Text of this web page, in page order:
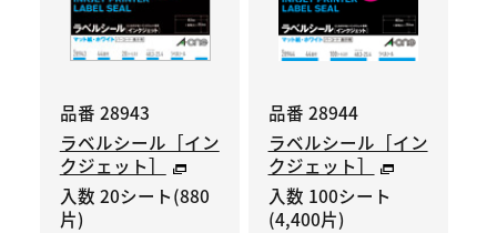
品番 28943
ラベルシール［イン
クジェット］
入数 20シート(880
片)
品番 28944
ラベルシール［イン
クジェット］
入数 100シート
(4,400片)